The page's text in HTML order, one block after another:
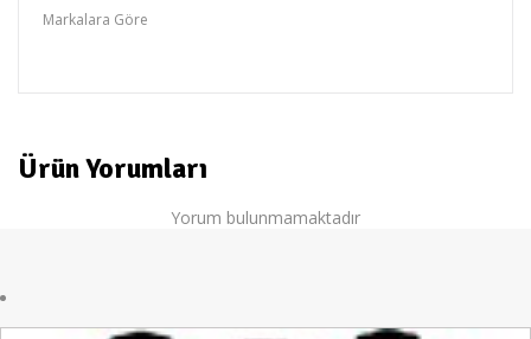
Markalara Göre
Ürün Yorumları
Yorum bulunmamaktadır